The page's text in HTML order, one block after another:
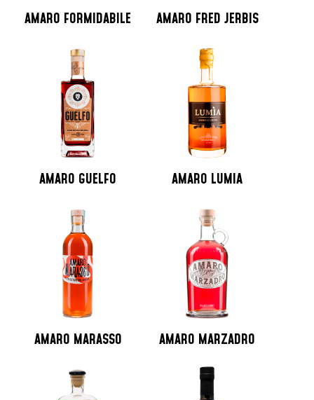
AMARO FORMIDABILE AMARO FRED JERBIS
AMARO GUELFO AMARO LUMIA
AMARO MARASSO AMARO MARZADRO